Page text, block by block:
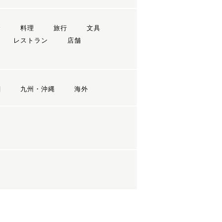
料理 旅行
文具
レストラン
店舗
九州・沖縄 海外